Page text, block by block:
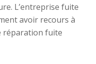
L’entreprise fuite
avoir recours à
réparation fuite